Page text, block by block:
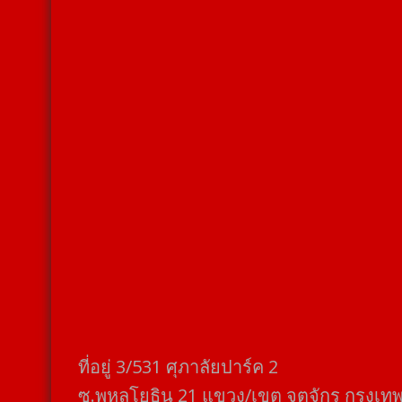
ที่อยู่​ 3/531​ ศุภาลัยปาร์ค​ 2
ซ.พหลโยธิน​ 21​ แขวง/เขต​ จตุจักร​ กรุงเท